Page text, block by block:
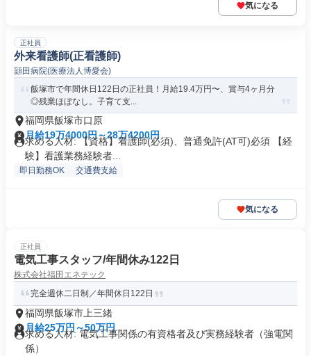
気になる
正社員
外来看護師(正看護師)
頴田病院(医療法人博愛会)
飯塚市で年間休日122日の正社員！月給19.4万円〜、賞与4ヶ月分
◎残業ほぼなし。子育て支...
福岡県飯塚市口原
月給19万4000円～28万4200円
求める人材: 【資格】看護師(必須)、普通免許(AT可)必須 【経
験】看護業務経験者...
即日勤務OK 交通費支給
気になる
正社員
電気工事スタッフ/年間休み122日
株式会社福田エネテック
完全週休二日制／年間休日122日
福岡県飯塚市上三緒
月給25万円～50万円
求める人材: 電気工事関係の有資格者及び実務経験者（強電関
係）